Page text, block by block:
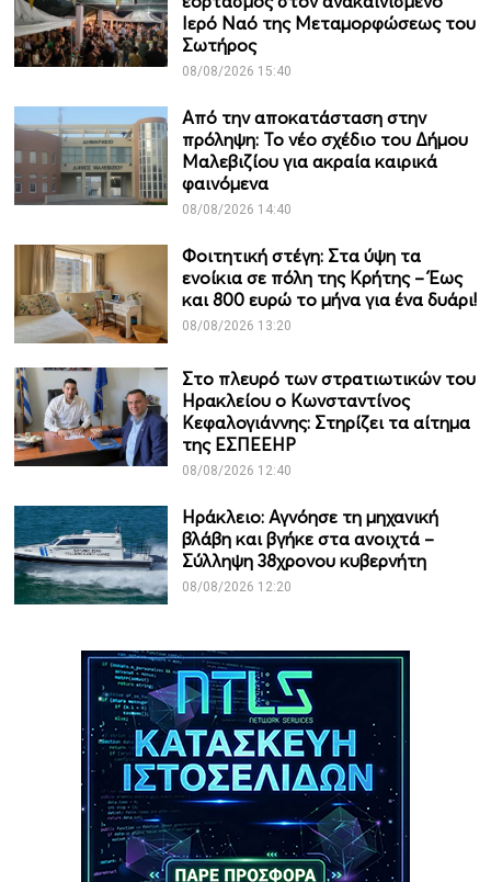
Ιερό Ναό της Μεταμορφώσεως του
Σωτήρος
08/08/2026 15:40
Από την αποκατάσταση στην
πρόληψη: Το νέο σχέδιο του Δήμου
Μαλεβιζίου για ακραία καιρικά
φαινόμενα
08/08/2026 14:40
Φοιτητική στέγη: Στα ύψη τα
ενοίκια σε πόλη της Κρήτης – Έως
και 800 ευρώ το μήνα για ένα δυάρι!
08/08/2026 13:20
Στο πλευρό των στρατιωτικών του
Ηρακλείου ο Κωνσταντίνος
Κεφαλογιάννης: Στηρίζει τα αίτημα
της ΕΣΠΕΕΗΡ
08/08/2026 12:40
Ηράκλειο: Αγνόησε τη μηχανική
βλάβη και βγήκε στα ανοιχτά –
Σύλληψη 38χρονου κυβερνήτη
08/08/2026 12:20